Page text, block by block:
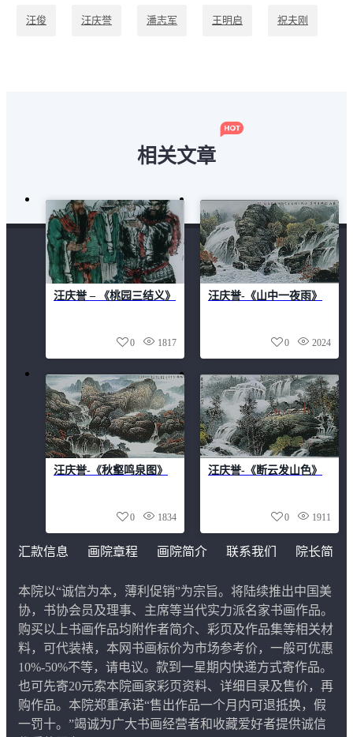
汪俊 汪庆誉 潘志军 王明启 祝夫刚
相关文章
汪庆誉 – 《桃园三结义》
1817
0
汪庆誉-《山中一夜雨》
2024
0
汪庆誉-《秋壑鸣泉图》
1834
0
汪庆誉-《断云发山色》
1911
0
汇款信息 画院章程 画院简介 联系我们
院长简
本院以“诚信为本，薄利促销”为宗旨。将陆续推出中国美
协，书协会员及理事、主席等当代实力派名家书画作品。
购买以上书画作品均附作者简介、彩页及作品集等相关材
料，可代装裱，本网书画标价为市场参考价，一般可优惠
10%-50%不等，请电议。款到一星期内快递方式寄作品。
也可先寄20元索本院画家彩页资料、详细目录及售价，再
购作品。本院郑重承诺“售出作品一个月内可退抵换，假
一罚十。”竭诚为广大书画经营者和收藏爱好者提供诚信